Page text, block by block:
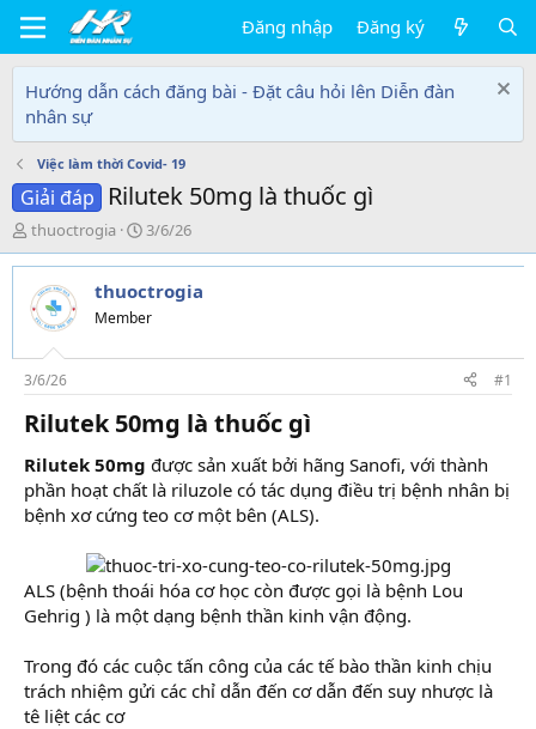
Đăng nhập Đăng ký
Hướng dẫn cách đăng bài - Đặt câu hỏi lên Diễn đàn
nhân sự
Việc làm thời Covid- 19
Giải đáp Rilutek 50mg là thuốc gì
T
h
r
e
a
s
t
a
r
e
r
thuoctrogia
N
g
à
y
g
i
3/6/26
thuoctrogia
Member
3/6/26 #1
Rilutek 50mg là thuốc gì
Rilutek 50mg được sản xuất bởi hãng Sanofi, với thành
phần hoạt chất là riluzole có tác dụng điều trị bệnh nhân bị
bệnh xơ cứng teo cơ một bên (ALS).
ALS (bệnh thoái hóa cơ học còn được gọi là bệnh Lou
Gehrig ) là một dạng bệnh thần kinh vận động.
Trong đó các cuộc tấn công của các tế bào thần kinh chịu
trách nhiệm gửi các chỉ dẫn đến cơ dẫn đến suy nhược là
tê liệt các cơ